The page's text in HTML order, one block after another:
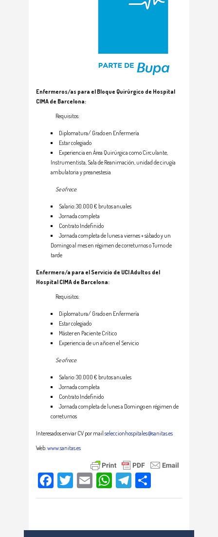
Enfermeros/as para el Bloque Quirúrgico de Hospital
CIMA de Barcelona:
Requisitos:
Diplomatura/ Grado en Enfermería
Estar colegiado
Experiencia en Área Quirúrgica como Circulante,
Instrumentista, Sala de Reanimación, unidad de cirugía
ambulatoria y preanestesia
Se ofrece:
Salario: 30.000 € brutos anuales
Jornada completa
Contrato Indefinido
Jornada completa de lunes a viernes + sábado y un
Domingo al mes en régimen de correturnos o Turno de
tarde
Enfermero/a para el Servicio de UCI Adultos del
Hospital CIMA de Barcelona:
Requisitos:
Diplomatura/ Grado en Enfermería
Estar colegiado
Máster en Paciente Crítico
Experiencia de un año en el Servicio
Se ofrece:
Salario: 30.000 € brutos anuales
Jornada completa
Contrato Indefinido
Jornada completa de lunes a Domingo en régimen de
correturnos
Interesados enviar CV por mail seleccionhospitales@sanitas.es
Web:www.sanitas.es
Facebook
TwitterEmailWhatsApp
Telegram